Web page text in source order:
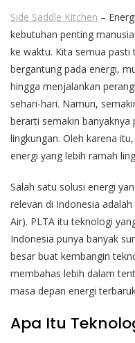
Side Saddle Kitchen –
kebutuhan penting
ke waktu. Kita semua
bergantung pada energi,
hingga menjalankan
sehari-hari. Namun,
berarti semakin
lingkungan. Oleh karena
energi yang lebih ramah
Salah satu solusi energi
relevan di Indonesia
Air). PLTA itu teknologi
Indonesia punya banyak
besar buat kembangin
membahas lebih dalam
masa depan energi
Apa Itu